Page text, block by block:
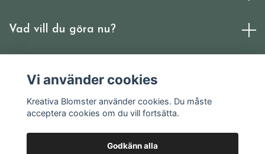
Vad vill du göra nu?
Vi använder cookies
Kreativa Blomster använder cookies. Du måste
acceptera cookies om du vill fortsätta.
Godkänn alla